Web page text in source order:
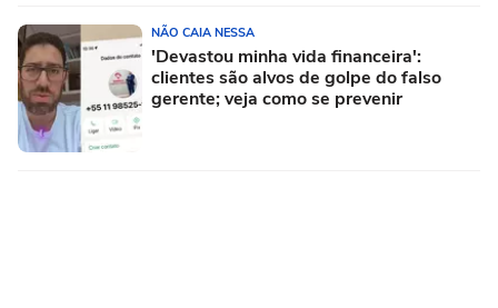
NÃO CAIA NESSA
'Devastou minha vida financeira':
clientes são alvos de golpe do falso
gerente; veja como se prevenir